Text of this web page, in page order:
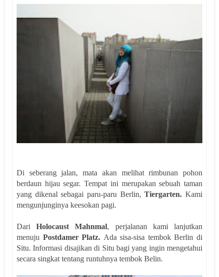
Di seberang jalan, mata akan melihat rimbunan pohon
berdaun hijau segar. Tempat ini merupakan sebuah taman
yang dikenal sebagai paru-paru Berlin,Tiergarten.Kami
mengunjunginya keesokan pagi.
DariHolocaust Mahnmal, perjalanan kami lanjutkan
menuju Postdamer Platz. Ada sisa-sisa tembok Berlin di
Situ. Informasi disajikan di Situ bagi yang ingin mengetahui
secara singkat tentang runtuhnya tembok Belin.